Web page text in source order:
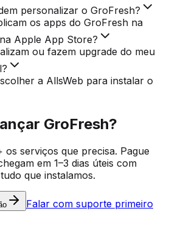
personalizar o GroFresh?
os apps do GroFresh na
Apple App Store?
ou fazem upgrade do meu
a AllsWeb para instalar o
GroFresh?
os serviços que precisa. Pague
em 1–3 dias úteis com
que instalamos.
Falar com suporte primeiro